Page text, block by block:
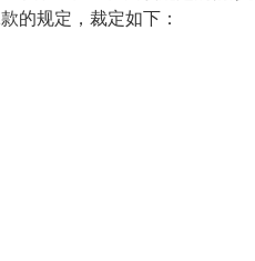
的规定，裁定如下：